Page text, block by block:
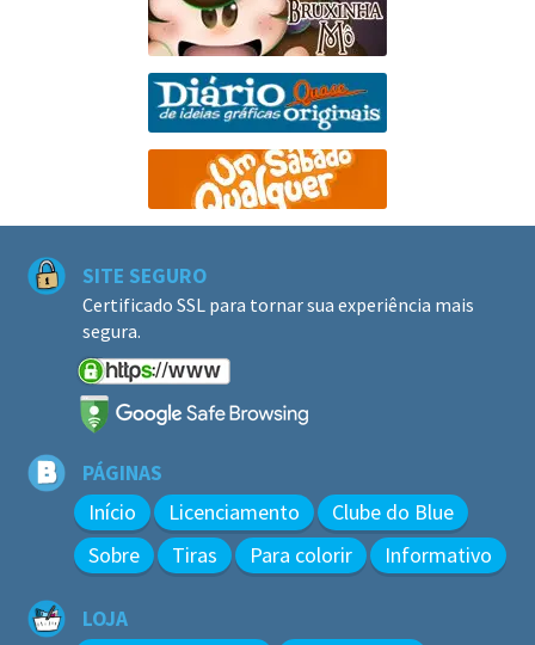
SITE SEGURO
Certificado SSL para tornar sua experiência mais
segura.
PÁGINAS
Início Licenciamento
Clube do Blue
Sobre
Tiras Para colorir Informativo
LOJA